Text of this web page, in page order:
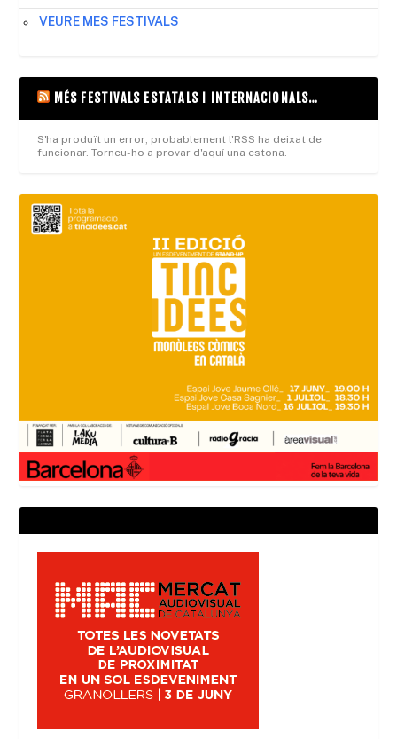
VEURE MES FESTIVALS
MÉS FESTIVALS ESTATALS I INTERNACIONALS…
S'ha produït un error; probablement l'RSS ha deixat de
funcionar. Torneu-ho a provar d'aquí una estona.